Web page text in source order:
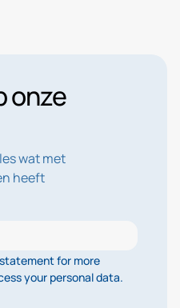
onze
wat met
heeft
for more
your personal data.